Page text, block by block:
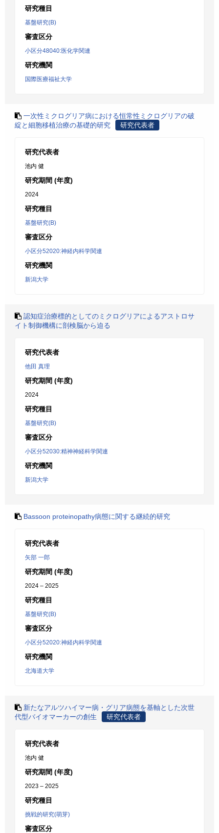
研究種目
基盤研究(B)
審査区分
小区分48040:医化学関連
研究機関
国際医療福祉大学
一次性ミクログリア病における恒常性ミクログリアの破
綻と細胞移植治療の基礎的研究
研究代表者
研究代表者
池内 健
研究期間 (年度)
2024
研究種目
基盤研究(B)
審査区分
小区分52020:神経内科学関連
研究機関
新潟大学
認知症治療標的としてのミクログリアによるアストロサ
イト制御機構に剖検脳から迫る
研究代表者
他田 真理
研究期間 (年度)
2024
研究種目
基盤研究(B)
審査区分
小区分52030:精神神経科学関連
研究機関
新潟大学
Bassoon proteinopathy病態に関する継続的研究
研究代表者
矢部 一郎
研究期間 (年度)
2024 – 2025
研究種目
基盤研究(B)
審査区分
小区分52020:神経内科学関連
研究機関
北海道大学
新たなアルツハイマー病・グリア病態を基軸とした次世
代型バイオマーカーの創生
研究代表者
研究代表者
池内 健
研究期間 (年度)
2023 – 2025
研究種目
挑戦的研究(萌芽)
審査区分